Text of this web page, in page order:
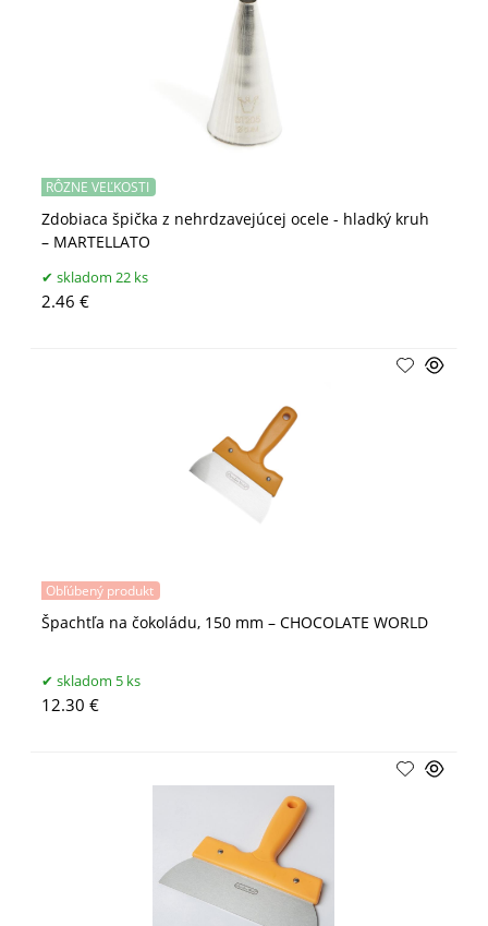
Zdobiaca špička z nehrdzavejúcej ocele - hladký kruh
– MARTELLATO
RÔZNE VEĽKOSTI
skladom 22 ks
2.46 €
Špachtľa na čokoládu, 150 mm – CHOCOLATE WORLD
Obľúbený produkt
skladom 5 ks
12.30 €